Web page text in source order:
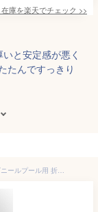
庫を楽天でチェック >>
と安定感が悪く
たんですっきり
Montagna プールマット 厚手 1cm厚 200×150cm ビニールプール用 折りたたみ 大型 プール下マット 200cm 厚め 子供用プール 下敷きマット 砂利の上OK